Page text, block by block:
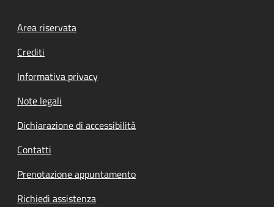
Footer menu
Area riservata
Crediti
Informativa privacy
Note legali
Dichiarazione di accessibilità
Contatti
Prenotazione appuntamento
Richiedi assistenza